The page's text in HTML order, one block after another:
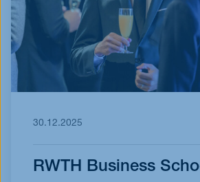
30.12.2025
RWTH Business